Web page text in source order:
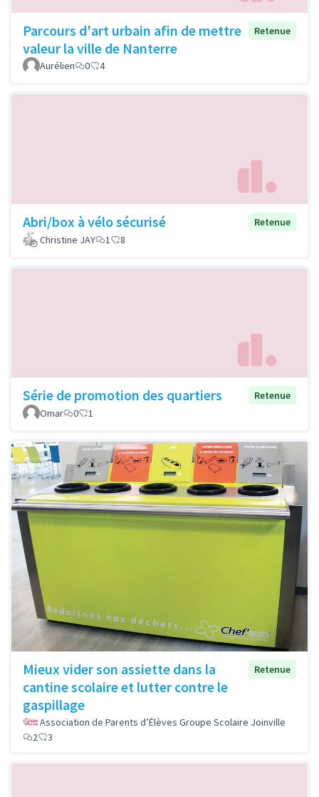
Parcours d'art urbain afin de mettre
valeur la ville de Nanterre
Retenue
Aurélien 0 4
Abri/box à vélo sécurisé
Retenue
Christine JAY
1 8
Série de promotion des quartiers
Retenue
Omar
0 1
Mieux vider son assiette dans la
cantine scolaire et lutter contre le
gaspillage
Retenue
Association de Parents d’Élèves Groupe Scolaire Joinville
2
3